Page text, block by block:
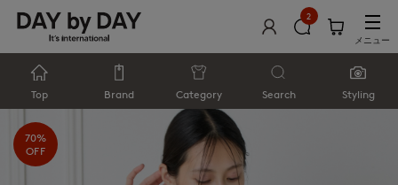
2
メニュー
Top Brand Category Search Styling
70%
OFF